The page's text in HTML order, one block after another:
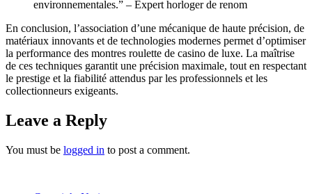
environnementales.” – Expert horloger de renom
En conclusion, l’association d’une mécanique de haute précision, de
matériaux innovants et de technologies modernes permet d’optimiser
la performance des montres roulette de casino de luxe. La maîtrise
de ces techniques garantit une précision maximale, tout en respectant
le prestige et la fiabilité attendus par les professionnels et les
collectionneurs exigeants.
Leave a Reply
You must be logged in to post a comment.